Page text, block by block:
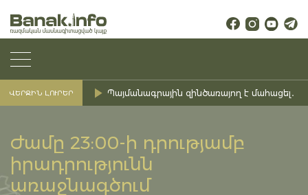
ՎԵՐՋԻՆ ԼՈՒՐԵՐ Պայմանագրային զինծառայող է մահացել․
Ժամը 23:00-ի դրությամբ
իրադրությունն
առաջնագծում